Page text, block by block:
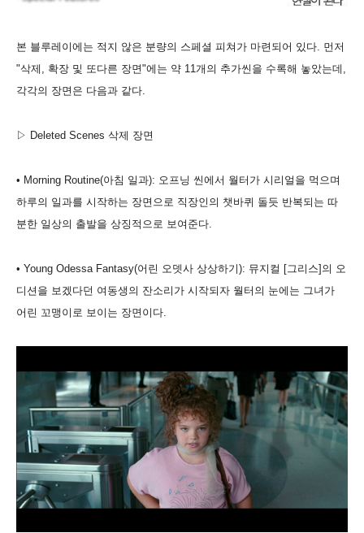
본 블루레이에는 적지 않은 분량의 스페셜 피쳐가 마련되어 있다. 먼저
"삭제, 확장 및 또다른 장면"에는 약 11개의 추가씬을 수록해 놓았는데,
각각의 장면은 다음과 같다.
▷ Deleted Scenes 삭제 장면
• Morning Routine(아침 일과): 오프닝 씬에서 월터가 시리얼을 먹으며
하루의 일과를 시작하는 장면으로 직장인의 챗바퀴 돌듯 반복되는 따
분한 일상의 출발을 상징적으로 보여준다.
• Young Odessa Fantasy(어린 오뎃사 상상하기): 뮤지컬 [그리스]의 오
디션을 보겠다던 여동생의 잔소리가 시작되자 월터의 눈에는 그녀가
어린 꼬맹이로 보이는 장면이다.